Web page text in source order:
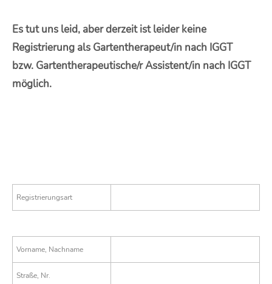
Es tut uns leid, aber derzeit ist leider keine
Registrierung als Gartentherapeut/in nach IGGT
bzw. Gartentherapeutische/r Assistent/in nach IGGT
möglich.
Registrierungsart
Vorname, Nachname
Straße, Nr.